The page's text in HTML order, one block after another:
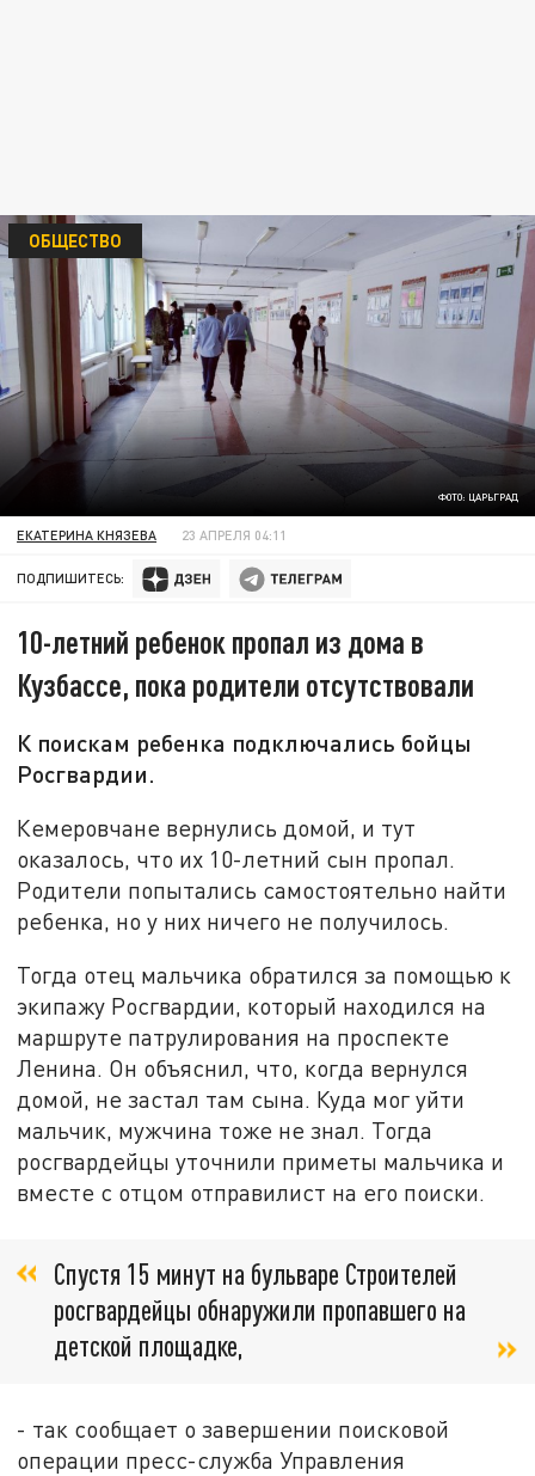
ФОТО: ЦАРЬГРАД
ОБЩЕСТВО
ЕКАТЕРИНА КНЯЗЕВА 23 АПРЕЛЯ 04:11
ПОДПИШИТЕСЬ:
10-летний ребенок пропал из дома в
Кузбассе, пока родители отсутствовали
К поискам ребенка подключались бойцы
Росгвардии.
Кемеровчане вернулись домой, и тут
оказалось, что их 10-летний сын пропал.
Родители попытались самостоятельно найти
ребенка, но у них ничего не получилось.
Тогда отец мальчика обратился за помощью к
экипажу Росгвардии, который находился на
маршруте патрулирования на проспекте
Ленина. Он объяснил, что, когда вернулся
домой, не застал там сына. Куда мог уйти
мальчик, мужчина тоже не знал. Тогда
росгвардейцы уточнили приметы мальчика и
вместе с отцом отправилист на его поиски.
Спустя 15 минут на бульваре Строителей
росгвардейцы обнаружили пропавшего на
детской площадке,
- так сообщает о завершении поисковой
операции пресс-служба Управления